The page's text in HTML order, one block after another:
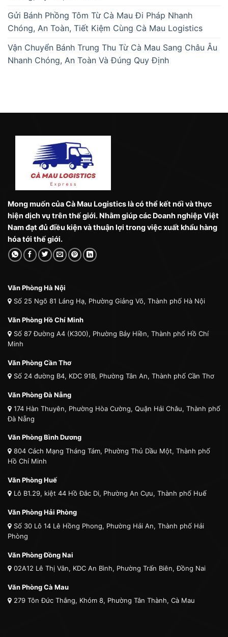
Gửi Bánh Phồng Tôm Từ Cà Mau Đi Pháp Nhanh
Chóng, An Toàn, Tiết Kiệm Cùng Cà Mau Logistics
Vận Chuyển Bánh Trung Thu Từ Cà Mau Sang Châu Âu
Nhanh Chóng, An Toàn Và Đúng Quy Định
Mong muốn của Cà Mau Logistics là có thể kết nối và thực
hiện dịch vụ trên thế giới. Nhằm giúp các Doanh nghiệp Việt
Nam đạt đủ điều kiện và thuận lợi trong việc xuất khẩu hàng
hóa tới thế giới.
Văn Phòng Hà Nội
Số 25 Ngõ 81 Láng Hạ, Phường Giảng Võ, Thành phố Hà Nội
Văn Phòng Hồ Chí Minh
Số 87 Đường A4 (K300), Phường Bảy Hiền, Thành phố Hồ Chí
Minh
Văn Phòng Cần Thơ
Số 24 đường B4, KDC 91B, Phường Tân An, Thành phố Cần Thơ
Văn Phòng Đà Nẵng
174 Hàn Thuyên, Phường Hòa Cường, Quận Hải Châu, Thành phố
Đà Nẵng
Văn Phòng Bình Dương
804 Cách Mạng Tháng Tám, Phường Thủ Dầu Một, Thành phố
Hồ Chí Minh
Văn Phòng Huế
Lô B1.29, kiệt 44 Hồ Đắc Di, Phường An Cựu, Thành phố Huế
Văn Phòng Hải Phòng
Số 30 Lô 14 Lê Hồng Phong, Phường Hải An, Thành phố Hải
Phòng
Văn Phòng Đồng Nai
02A12 Lê Thị Vân, KDC An Bình, Phường Trấn Biên, Đồng Nai
Văn Phòng Cà Mau
279 Tôn Đức Thắng, Khóm 8, Phường Tân Thành, Cà Mau